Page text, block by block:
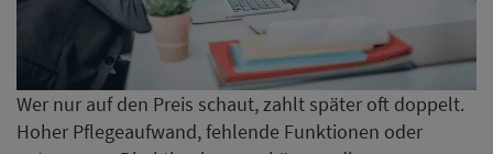
Wer nur auf den Preis schaut, zahlt später oft doppelt.
Hoher Pflegeaufwand, fehlende Funktionen oder